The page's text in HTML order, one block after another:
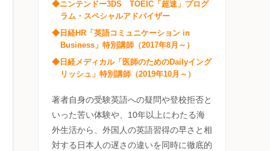
◆ニンテンドー3DS TOEIC「超速」プログ
ラム・スペシャルアドバイザー
◆日経HR「英語コミュニケーション in
Business」特別講師（2017年8月～）
◆日経メディカル「医師のためのDailyイング
リッシュ」特別講師（2019年10月～）
著者自身の受験英語への疑問や登校拒否と
いった苦い体験や、10年以上にわたる海
外生活から、外国人の英語習得の早さと相
対する日本人の遅さの違いを同時に徹底的